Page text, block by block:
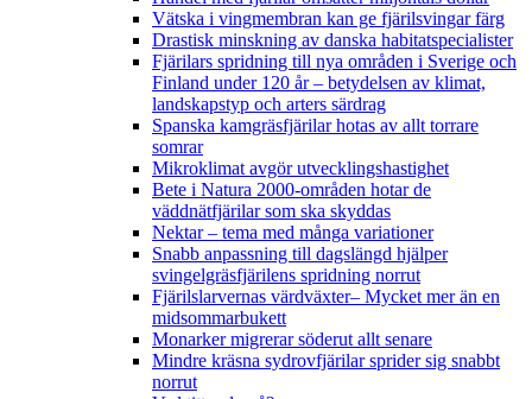
Vätska i vingmembran kan ge fjärilsvingar färg
Drastisk minskning av danska habitatspecialister
Fjärilars spridning till nya områden i Sverige och
Finland under 120 år– betydelsen av klimat,
landskapstyp och arters särdrag
Spanska kamgräsfjärilar hotas av allt torrare
somrar
Mikroklimat avgör utvecklingshastighet
Bete i Natura 2000-områden hotar de
väddnätfjärilar som ska skyddas
Nektar – tema med många variationer
Snabb anpassning till dagslängd hjälper
svingelgräsfjärilens spridning norrut
Fjärilslarvernas värdväxter– Mycket mer än en
midsommarbukett
Monarker migrerar söderut allt senare
Mindre kräsna sydrovfjärilar sprider sig snabbt
norrut